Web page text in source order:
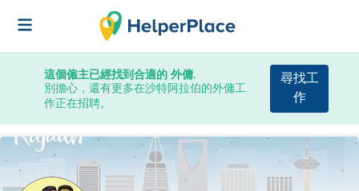
這個僱主已經找到合適的 外傭.
別擔心，還有更多在沙特阿拉伯的外傭工
作正在招聘。
尋找工
作